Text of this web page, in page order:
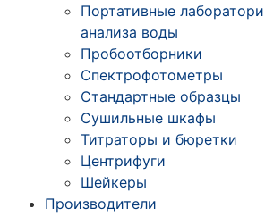
Портативные
анализа воды
Пробоотборники
Спектрофотометры
Стандартные образцы
Сушильные шкафы
Титраторы и бюретки
Центрифуги
Шейкеры
Производители